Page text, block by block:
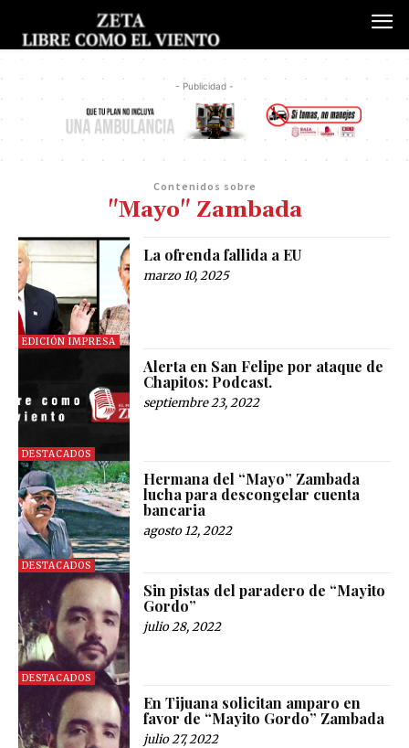
- Publicidad -
Contenidos sobre
"Mayo" Zambada
EDICIÓN IMPRESA
La ofrenda fallida a EU
marzo 10, 2025
DESTACADOS
Alerta en San Felipe por ataque de
Chapitos: Podcast.
septiembre 23, 2022
DESTACADOS
Hermana del “Mayo” Zambada
lucha para descongelar cuenta
bancaria
agosto 12, 2022
DESTACADOS
Sin pistas del paradero de “Mayito
Gordo”
julio 28, 2022
En Tijuana solicitan amparo en
favor de “Mayito Gordo” Zambada
julio 27, 2022